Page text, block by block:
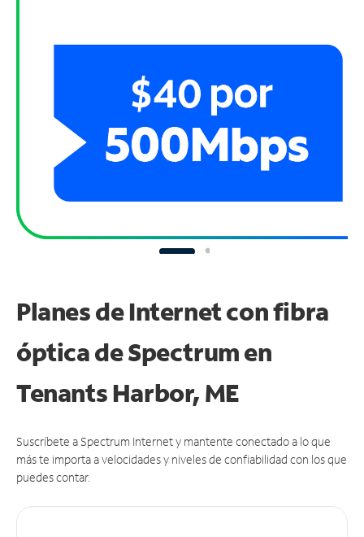
Planes de Internet con fibra
óptica de Spectrum en
Tenants Harbor, ME
Suscríbete a Spectrum Internet y mantente conectado a lo que
más te importa a velocidades y niveles de confiabilidad con los que
puedes contar.